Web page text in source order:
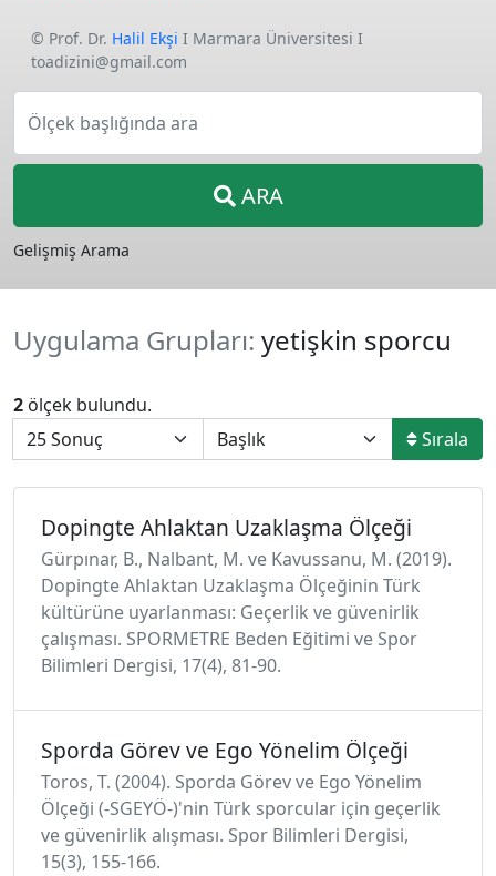
© Prof. Dr. Halil Ekşi I Marmara Üniversitesi I
toadizini@gmail.com
Ölçek başlığında ara
ARA
Gelişmiş Arama
Uygulama Grupları: yetişkin sporcu
2 ölçek bulundu.
Sırala
Dopingte Ahlaktan Uzaklaşma Ölçeği
Gürpınar, B., Nalbant, M. ve Kavussanu, M. (2019).
Dopingte Ahlaktan Uzaklaşma Ölçeğinin Türk
kültürüne uyarlanması: Geçerlik ve güvenirlik
çalışması. SPORMETRE Beden Eğitimi ve Spor
Bilimleri Dergisi, 17(4), 81-90.
Sporda Görev ve Ego Yönelim Ölçeği
Toros, T. (2004). Sporda Görev ve Ego Yönelim
Ölçeği (-SGEYÖ-)'nin Türk sporcular için geçerlik
ve güvenirlik alışması. Spor Bilimleri Dergisi,
15(3), 155-166.